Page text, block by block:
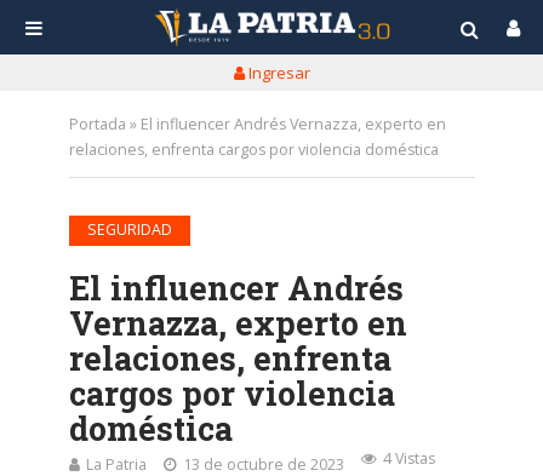
Ingresar
Portada » El influencer Andrés Vernazza, experto en
relaciones, enfrenta cargos por violencia doméstica
SEGURIDAD
El influencer Andrés
Vernazza, experto en
relaciones, enfrenta
cargos por violencia
doméstica
La Patria 13 de octubre de 2023 4 Vistas